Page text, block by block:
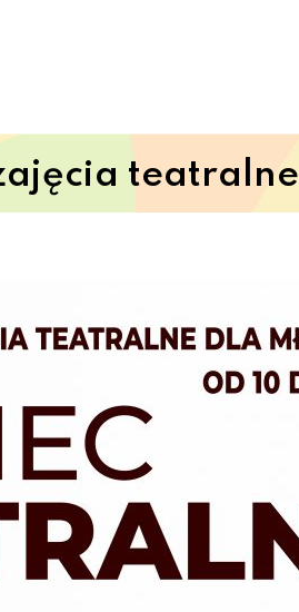
teatralne